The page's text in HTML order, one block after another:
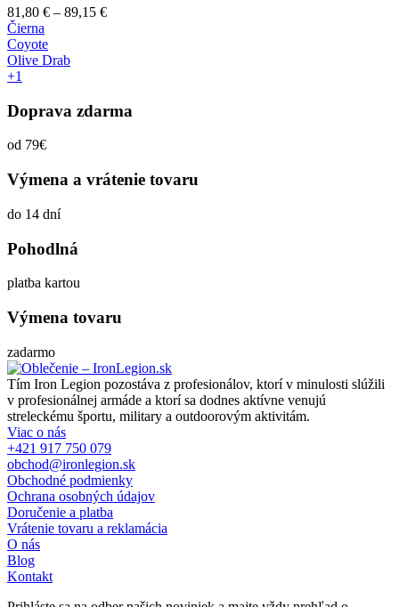
81,80 € – 89,15 €
Čierna
Coyote
Olive Drab
+1
Doprava zdarma
od 79€
Výmena a vrátenie tovaru
do 14 dní
Pohodlná
platba kartou
Výmena tovaru
zadarmo
Tím Iron Legion pozostáva z profesionálov, ktorí v minulosti slúžili
v profesionálnej armáde a ktorí sa dodnes aktívne venujú
streleckému športu, military a outdoorovým aktivitám.
Viac o nás
+421 917 750 079
obchod@ironlegion.sk
Obchodné podmienky
Ochrana osobných údajov
Doručenie a platba
Vrátenie tovaru a reklamácia
O nás
Blog
Kontakt